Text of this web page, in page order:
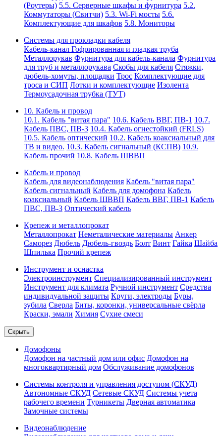
(Роутеры) 5.5. Серверные шкафы и фурнитура 5.2.
Коммутаторы (Свитчи) 5.3. Wi-Fi мосты 5.6.
Комплектующие для шкафов 5.8. Мониторы
Системы для прокладки кабеля
Кабель-канал Гофрированная и гладкая труба
Металлорукав Фурнитура для кабель-канала Фурнитура
для труб и металлорукава Скобы для кабеля Стяжки,
дюбель-хомуты, площадки Трос Комплектующие для
троса и СИП Лотки и комплектующие Изолента
Термоусадочная трубка (ТУТ)
10. Кабель и провод
10.1. Кабель "витая пара" 10.6. Кабель ВВГ, ПВ-1 10.7.
Кабель ПВС, ПВ-3 10.4. Кабель огнестойкий (FRLS)
10.5. Кабель оптический 10.2. Кабель коаксиальный для
ТВ и видео. 10.3. Кабель сигнальный (КСПВ) 10.9.
Кабель прочий 10.8. Кабель ШВВП
Кабель и провод
Кабель для видеонаблюдения Кабель "витая пара"
Кабель сигнальный Кабель для домофона Кабель
коаксиальный Кабель ШВВП Кабель ВВГ, ПВ-1 Кабель
ПВС, ПВ-3 Оптический кабель
Крепеж и металлопрокат
Металлопрокат Неметалические материалы Анкер
Саморез Дюбель Дюбель-гвоздь Болт Винт Гайка Шайба
Шпилька Прочий крепеж
Инструмент и оснастка
Электроинструмент Специализированный инструмент
Инструмент для климата Ручной инструмент Средства
индивидуальной защиты Круги, электроды Буры,
зубила Сверла Биты, коронки, универсальные свёрла
Краски, эмали Химия Сухие смеси
Скрыть
Домофоны
Домофон на частный дом или офис Домофон на
многоквартирный дом Обслуживание домофонов
Системы контроля и управления доступом (СКУД)
Автономные СКУД Сетевые СКУД Системы учета
рабочего времени Турникеты Дверная автоматика
Замочные системы
Видеонаблюдение